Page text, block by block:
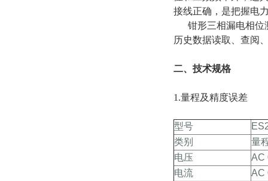
接线正确，是把握电
钳形三相漏电相位
历史数据读取、查阅
二、技术规格
1.量程及精度误差
型号
类别
量
电压
AC
电流
AC